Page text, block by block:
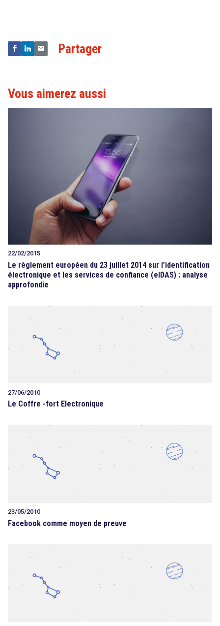
Partager
Vous aimerez aussi
22/02/2015
Le règlement européen du 23 juillet 2014 sur l’identification
électronique et les services de confiance (eIDAS) : analyse
approfondie
27/06/2010
Le Coffre -fort Electronique
23/05/2010
Facebook comme moyen de preuve